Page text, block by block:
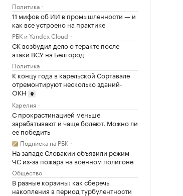
Политика
11 мифов об ИИ в промышленности — и
как все устроено на практике
РБК и Yandex Cloud
СК возбудил дело о теракте после
атаки ВСУ на Белгород
Политика
К концу года в карельской Сортавале
отремонтируют несколько зданий-
ОКН
Карелия
С прокрастинацией меньше
зарабатывают и чаще болеют. Можно ли
ее победить
Подписка на РБК
На западе Словакии объявили режим
ЧС из-за пожара на военном полигоне
Общество
В разные корзины: как сберечь
накопления в период турбулентности